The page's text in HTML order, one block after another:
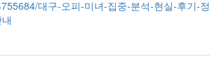
대구-오피-미녀-집중-분석-현실-후기-